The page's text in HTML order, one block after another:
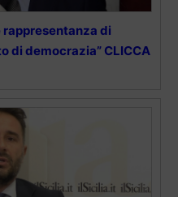
di
di democrazia” CLICCA